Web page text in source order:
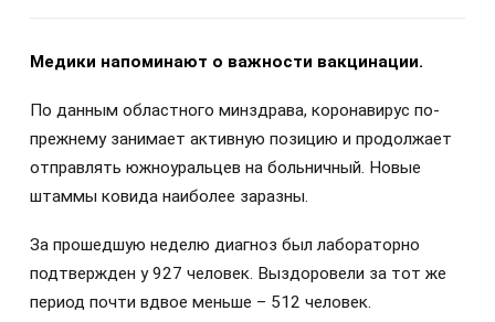
Медики напоминают о важности вакцинации.
По данным областного минздрава, коронавирус по-
прежнему занимает активную позицию и продолжает
отправлять южноуральцев на больничный. Новые
штаммы ковида наиболее заразны.
За прошедшую неделю диагноз был лабораторно
подтвержден у 927 человек. Выздоровели за тот же
период почти вдвое меньше – 512 человек.